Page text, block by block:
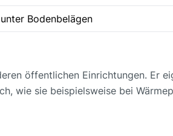
Bodenbelägen
öffentlichen Einrichtungen. Er
wie sie beispielsweise bei